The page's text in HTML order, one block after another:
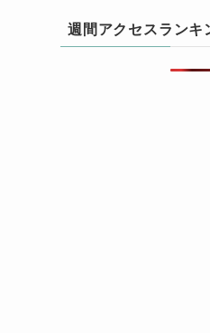
週間アクセスランキ